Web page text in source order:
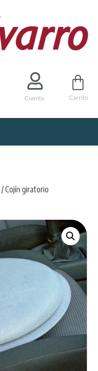
Cuenta Carrito
/ Cojín giratorio